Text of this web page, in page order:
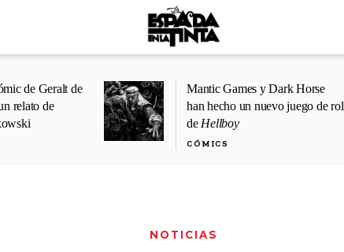
de Geralt de
relato de
Mantic Games y Dark Horse
han hecho un nuevo juego de rol
de Hellboy
CÓMICS
NOTICIAS